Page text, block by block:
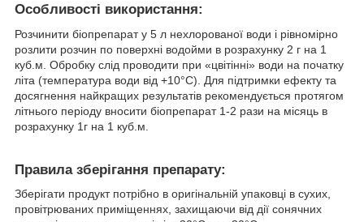
Особливості використання:
Розчинити біопрепарат у 5 л нехлорованої води і рівномірно
розлити розчин по поверхні водойми в розрахунку 2 г на 1
куб.м. Обробку слід проводити при «цвітінні» води на початку
літа (температура води від +10°С). Для підтримки ефекту та
досягнення найкращих результатів рекомендується протягом
літнього періоду вносити біопрепарат 1-2 рази на місяць в
розрахунку 1г на 1 куб.м.
Правила зберігання препарату:
Зберігати продукт потрібно в оригінальній упаковці в сухих,
провітрюваних приміщеннях, захищаючи від дії сонячних